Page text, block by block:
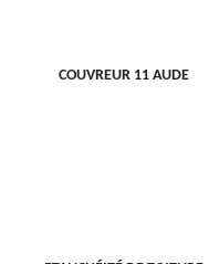
COUVREUR 11 AUDE